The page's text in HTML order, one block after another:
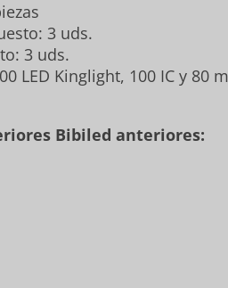
3 uds.
3 uds.
LED Kinglight, 100 IC y 80
Bibiled anteriores: